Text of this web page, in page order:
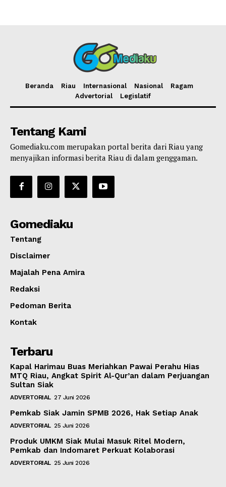
Beranda Riau Internasional Nasional
Ragam
Advertorial
Legislatif
Tentang Kami
Gomediaku.com merupakan portal berita dari Riau yang
menyajikan informasi berita Riau di dalam genggaman.
Gomediaku
Tentang
Disclaimer
Majalah Pena Amira
Redaksi
Pedoman Berita
Kontak
Terbaru
Kapal Harimau Buas Meriahkan Pawai Perahu Hias
MTQ Riau, Angkat Spirit Al-Qur’an dalam Perjuangan
Sultan Siak
ADVERTORIAL 27 Juni 2026
Pemkab Siak Jamin SPMB 2026, Hak Setiap Anak
ADVERTORIAL 25 Juni 2026
Produk UMKM Siak Mulai Masuk Ritel Modern,
Pemkab dan Indomaret Perkuat Kolaborasi
ADVERTORIAL 25 Juni 2026